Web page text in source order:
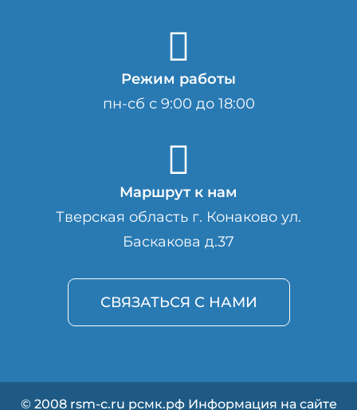
Режим работы
пн-сб с 9:00 до 18:00
Маршрут к нам
Тверская область г. Конаково ул.
Баскакова д.37
СВЯЗАТЬСЯ С НАМИ
© 2008 rsm-c.ru рсмк.рф Информация на сайте